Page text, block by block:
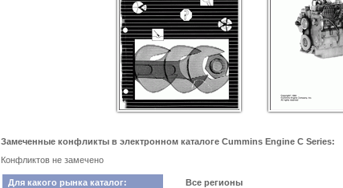
Замеченные конфликты в электронном каталоге Cummins Engine C Series:
Конфликтов не замечено
Для какого рынка каталог:
Все регионы